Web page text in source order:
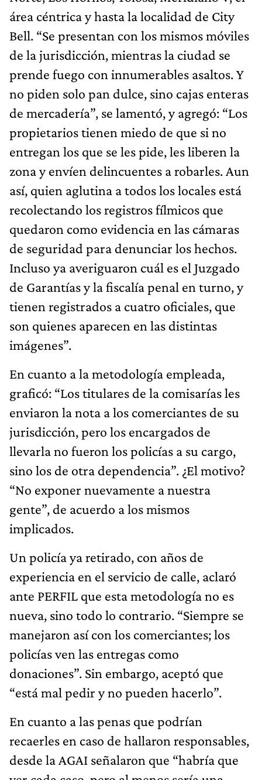
área céntrica y hasta la localidad de City
Bell. “Se presentan con los mismos móviles
de la jurisdicción, mientras la ciudad se
prende fuego con innumerables asaltos. Y
no piden solo pan dulce, sino cajas enteras
de mercadería”, se lamentó, y agregó: “Los
propietarios tienen miedo de que si no
entregan los que se les pide, les liberen la
zona y envíen delincuentes a robarles. Aun
así, quien aglutina a todos los locales está
recolectando los registros fílmicos que
quedaron como evidencia en las cámaras
de seguridad para denunciar los hechos.
Incluso ya averiguaron cuál es el Juzgado
de Garantías y la fiscalía penal en turno, y
tienen registrados a cuatro oficiales, que
son quienes aparecen en las distintas
imágenes”.
En cuanto a la metodología empleada,
graficó: “Los titulares de la comisarías les
enviaron la nota a los comerciantes de su
jurisdicción, pero los encargados de
llevarla no fueron los policías a su cargo,
sino los de otra dependencia”. ¿El motivo?
“No exponer nuevamente a nuestra
gente”, de acuerdo a los mismos
implicados.
Un policía ya retirado, con años de
experiencia en el servicio de calle, aclaró
ante PERFIL que esta metodología no es
nueva, sino todo lo contrario. “Siempre se
manejaron así con los comerciantes; los
policías ven las entregas como
donaciones”. Sin embargo, aceptó que
“está mal pedir y no pueden hacerlo”.
En cuanto a las penas que podrían
recaerles en caso de hallaron responsables,
desde la AGAI señalaron que “habría que